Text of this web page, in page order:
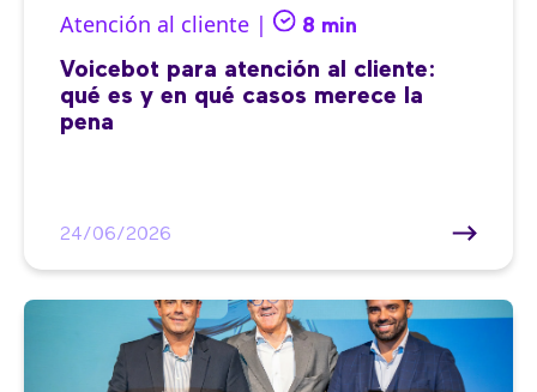
Atención al cliente | 8 min
Voicebot para atención al cliente:
qué es y en qué casos merece la
pena
24/06/2026